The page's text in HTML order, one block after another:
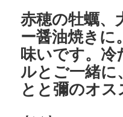
赤穂の牡蠣、
ー醤油焼き
味いです。
ルとご一緒に
とと彌のオス